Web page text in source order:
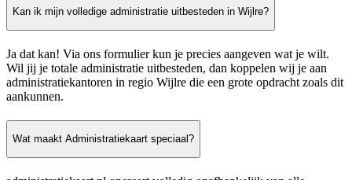
Kan ik mijn volledige administratie uitbesteden in Wijlre?
Ja dat kan! Via ons formulier kun je precies aangeven wat je wilt.
Wil jij je totale administratie uitbesteden, dan koppelen wij je aan
administratiekantoren in regio Wijlre die een grote opdracht zoals dit
aankunnen.
Wat maakt Administratiekaart speciaal?